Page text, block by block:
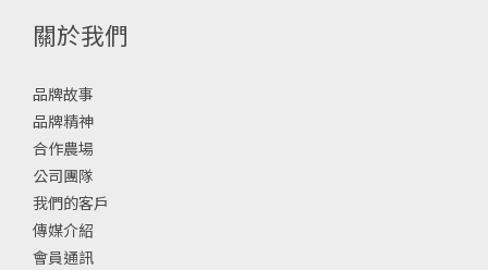
關於我們
品牌故事
品牌精神
合作農場
公司團隊
我們的客戶
傳媒介紹
會員通訊